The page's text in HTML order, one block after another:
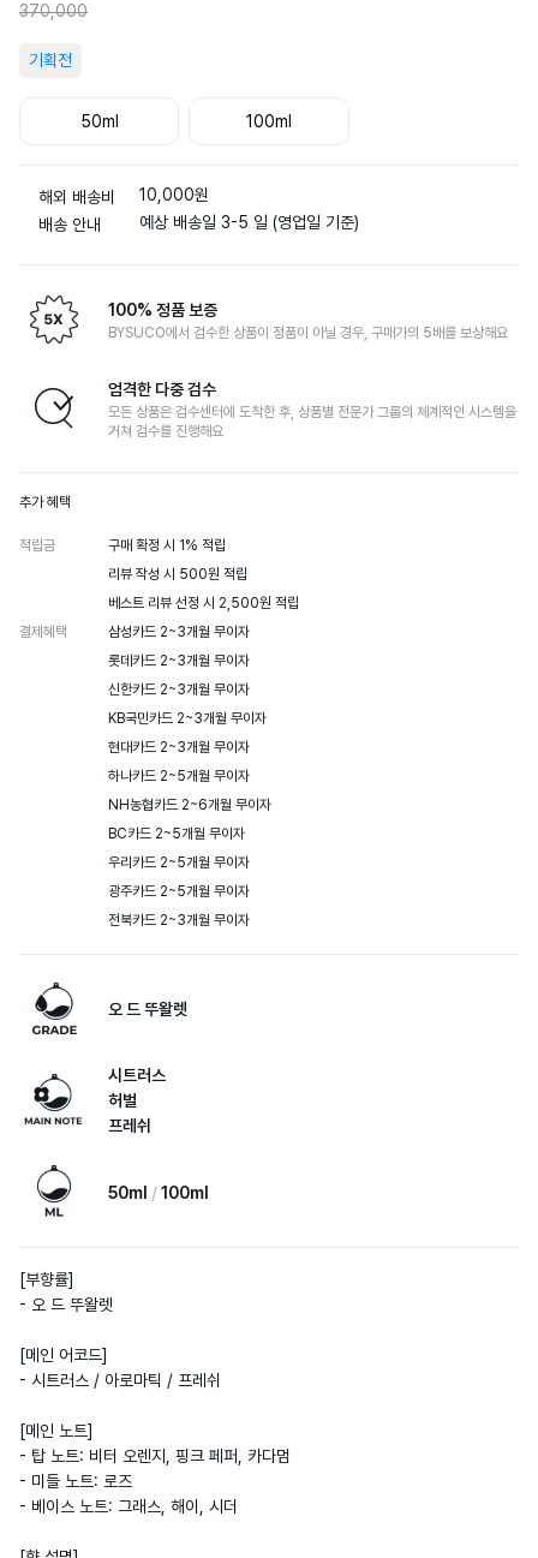
370,000
기획전
50ml 100ml
해외 배송비
10,000원
배송 안내
예상 배송일 3-5 일 (영업일 기준)
100% 정품 보증
BYSUCO에서 검수한 상품이 정품이 아닐 경우, 구매가의 5배를 보상해요
엄격한 다중 검수
모든 상품은 검수센터에 도착한 후, 상품별 전문가 그룹의 체계적인 시스템을
거쳐 검수를 진행해요
추가 혜택
적립금
구매 확정 시 1% 적립
리뷰 작성 시 500원 적립
베스트 리뷰 선정 시 2,500원 적립
결제혜택
삼성카드 2~3개월 무이자
롯데카드 2~3개월 무이자
신한카드 2~3개월 무이자
KB국민카드 2~3개월 무이자
현대카드 2~3개월 무이자
하나카드 2~5개월 무이자
NH농협카드 2~6개월 무이자
BC카드 2~5개월 무이자
우리카드 2~5개월 무이자
광주카드 2~5개월 무이자
전북카드 2~3개월 무이자
오 드 뚜왈렛
시트러스
허벌
프레쉬
50ml 100ml
[부향률]
- 오 드 뚜왈렛
[메인 어코드]
- 시트러스 / 아로마틱 / 프레쉬
[메인 노트]
- 탑 노트: 비터 오렌지, 핑크 페퍼, 카다멈
- 미들 노트: 로즈
- 베이스 노트: 그래스, 해이, 시더